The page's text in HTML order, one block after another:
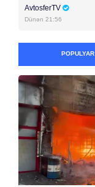
AvtosferTV
Dünən 21:56
POPULYAR